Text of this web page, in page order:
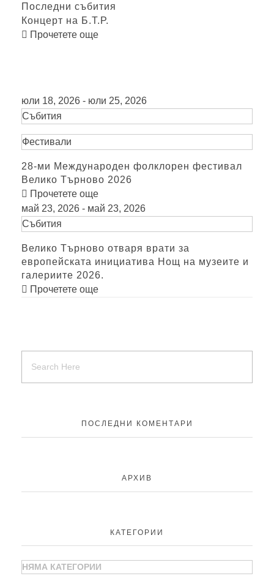
Последни събития
Концерт на Б.Т.Р.
Прочетете още
юли 18, 2026 - юли 25, 2026
Събития
Фестивали
28-ми Международен фолклорен фестивал
Велико Търново 2026
Прочетете още
май 23, 2026 - май 23, 2026
Събития
Велико Търново отваря врати за
европейската инициатива Нощ на музеите и
галериите 2026.
Прочетете още
ПОСЛЕДНИ КОМЕНТАРИ
АРХИВ
КАТЕГОРИИ
НЯМА КАТЕГОРИИ